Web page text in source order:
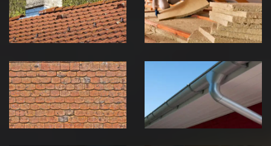
Jura
Jura
démoussage de
toiture 39
Jura
pose de
gouttière 39
Jura